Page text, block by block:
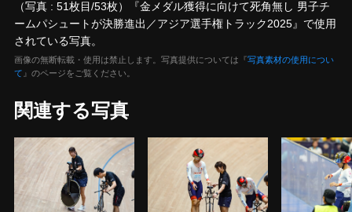
（写真 : 51枚目/53枚）『金メダル獲得に向けて死角無し 男子チ
ームパシュートが決勝進出／アジア選手権トラック2025』で使用
されている写真。
画像の無断転載・使用は禁止します。写真提供については『写真素材の使用につい
て 』のページをご覧ください。
関連する写真